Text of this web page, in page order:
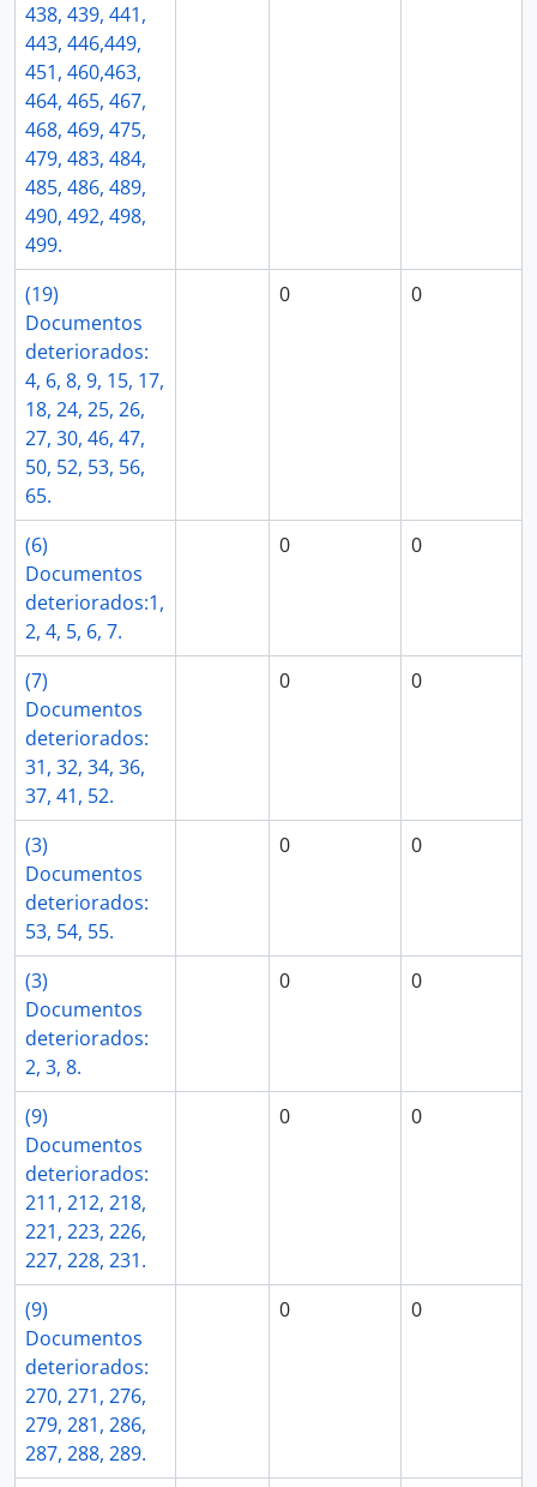
438, 439, 441,
443, 446,449,
451, 460,463,
464, 465, 467,
468, 469, 475,
479, 483, 484,
485, 486, 489,
490, 492, 498,
499.
(19)
Documentos
deteriorados:
4, 6, 8, 9, 15, 17,
18, 24, 25, 26,
27, 30, 46, 47,
50, 52, 53, 56,
65.
0 0
(6)
Documentos
deteriorados:1,
2, 4, 5, 6, 7.
0 0
(7)
Documentos
deteriorados:
31, 32, 34, 36,
37, 41, 52.
0 0
(3)
Documentos
deteriorados:
53, 54, 55.
0 0
(3)
Documentos
deteriorados:
2, 3, 8.
0 0
(9)
Documentos
deteriorados:
211, 212, 218,
221, 223, 226,
227, 228, 231.
0 0
(9)
Documentos
deteriorados:
270, 271, 276,
279, 281, 286,
287, 288, 289.
0 0